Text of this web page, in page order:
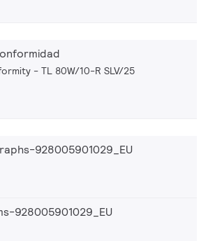
- TL 80W/10-R SLV/25
928005901029_EU
928005901029_EU